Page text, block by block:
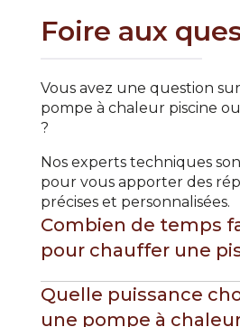
Foire aux
Vous avez une question
pompe à chaleur piscine
?
Nos experts techniques
pour vous apporter des
précises et personnalisées.
Combien de temps
pour chauffer une
Quelle puissance
une pompe à